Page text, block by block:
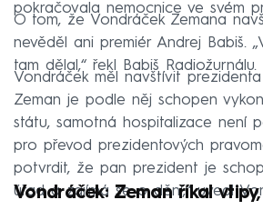
pokračovala nemocnice ve svém
O tom, že Vondráček Zemana
nevěděl ani premiér Andrej Babiš.
tam dělal,“ řekl Babiš Radiožurnálu.
Vondráček měl navštívit
Zeman je podle něj schopen
státu, samotná hospitalizace není
pro převod prezidentových
potvrdit, že pan prezident je
úřad a zajímá se o dění,“ uvedl
Vondráček: Zeman říkal